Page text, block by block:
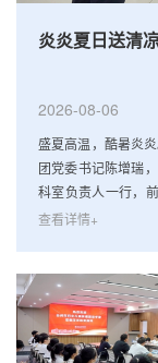
炎炎夏日送清
2026-08-06
盛夏高温，酷暑炎
团党委书记陈增瑞
科室负责人一行，
期食堂工作任务繁
温作业务必做好防
查看详情+